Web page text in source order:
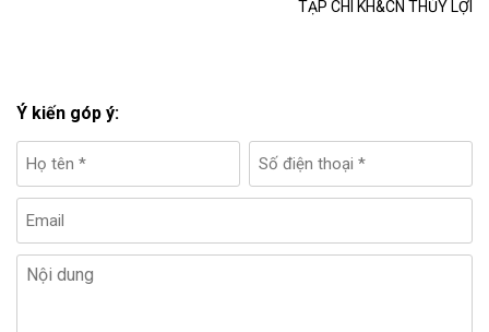
TẠP CHÍ KH&CN THỦY LỢI
Ý kiến góp ý: